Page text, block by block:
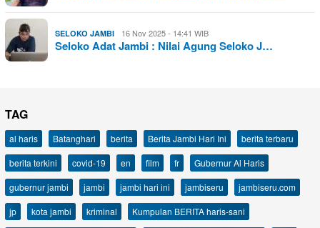
SELOKO JAMBI 16 Nov 2025 - 14:41 WIB
Seloko Adat Jambi : Nilai Agung Seloko J…
TAG
al haris Batanghari berita Berita Jambi Hari Ini
berita terbaru
berita terkini
covid-19 en film fr
Gubernur Al Haris
gubernur jambi
jambi jambi hari ini jambiseru
jambiseru.com
jp
kota jambi kriminal
Kumpulan BERITA haris-sani